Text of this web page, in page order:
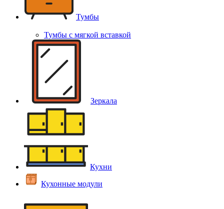
Тумбы
Тумбы с мягкой вставкой
Зеркала
Кухни
Кухонные модули